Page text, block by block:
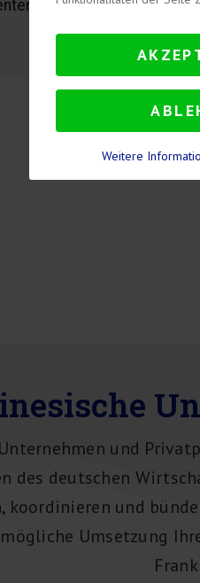
Arbeitsweise.
und
des deutschen
koordinieren und
Umsetzung
Weitere